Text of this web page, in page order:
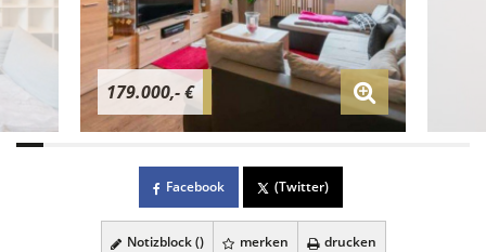
179.000,- €
Facebook (Twitter)
Notizblock () merken drucken